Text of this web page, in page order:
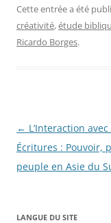
Cette entrée a été
créativité,étude
Ricardo Borges.
Navigation
des
articles
← L’Interaction avec
Écritures : Pouvoir,
peuple en Asie du
LANGUE DU SITE